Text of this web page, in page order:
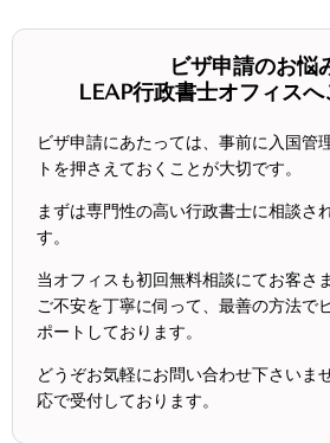
ビザ申請のお悩
LEAP行政書士オフィス
ビザ申請にあたっては、事前に入国管
トを押さえておくことが大切です。
まずは専門性の高い行政書士に相談さ
す。
当オフィスも初回無料相談にてお客さ
ご不安を丁寧に伺って、最善の方法で
ポートしております。
どうぞお気軽にお問い合わせ下さいま
応で受付しております。